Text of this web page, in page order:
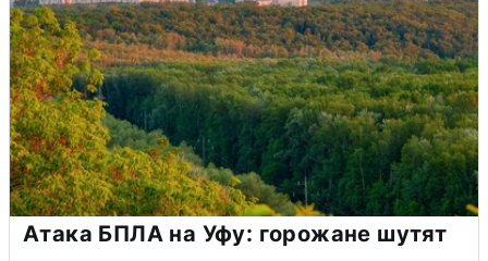
Атака БПЛА на Уфу: горожане шутят